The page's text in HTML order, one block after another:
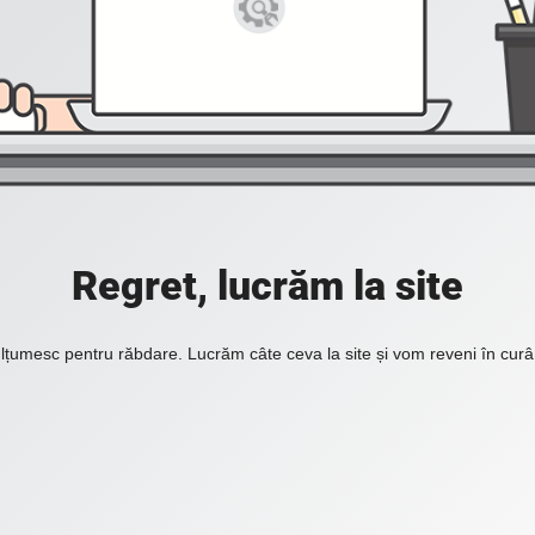
Regret, lucrăm la site
pentru răbdare. Lucrăm câte ceva la site și vom reveni în